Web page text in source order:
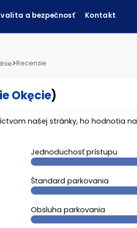
a bezpečnosť Kontakt
>Recenzie
Okęcie)
našej stránky, ho hodnotia na
Jednoduchosť prístupu
Štandard parkovania
Obsluha parkovania